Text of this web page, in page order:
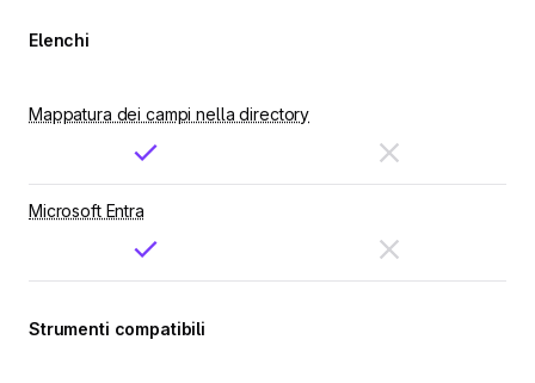
Elenchi
Mappatura dei campi nella directory
Microsoft Entra
Strumenti compatibili